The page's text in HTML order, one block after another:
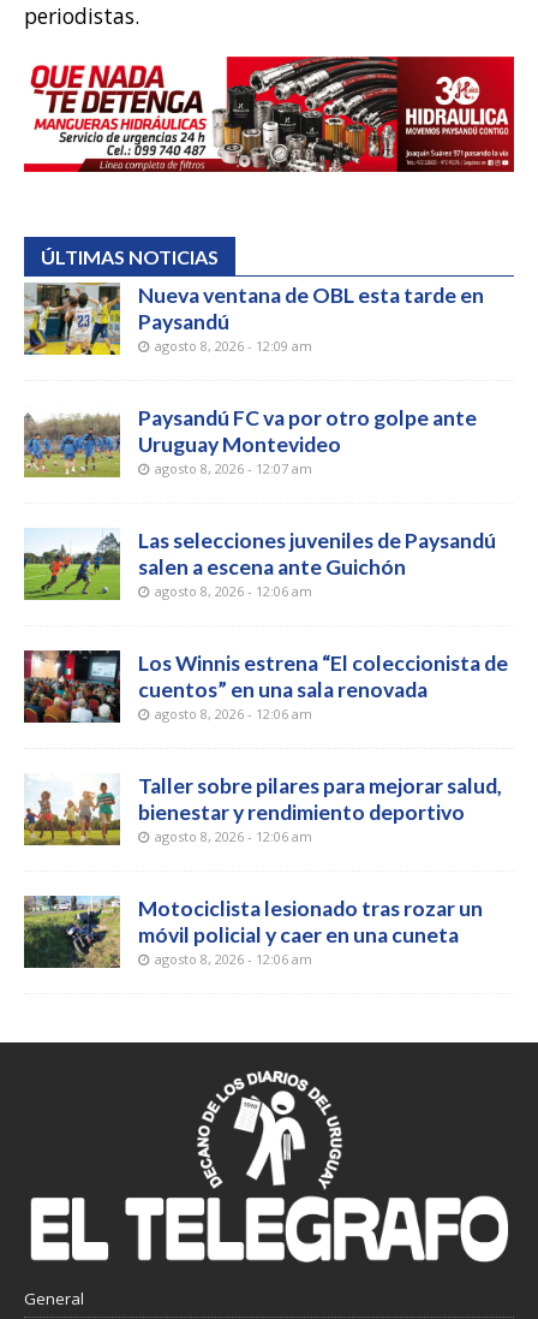
periodistas.
ÚLTIMAS NOTICIAS
Nueva ventana de OBL esta tarde en
Paysandú
agosto 8, 2026 - 12:09 am
Paysandú FC va por otro golpe ante
Uruguay Montevideo
agosto 8, 2026 - 12:07 am
Las selecciones juveniles de Paysandú
salen a escena ante Guichón
agosto 8, 2026 - 12:06 am
Los Winnis estrena “El coleccionista de
cuentos” en una sala renovada
agosto 8, 2026 - 12:06 am
Taller sobre pilares para mejorar salud,
bienestar y rendimiento deportivo
agosto 8, 2026 - 12:06 am
Motociclista lesionado tras rozar un
móvil policial y caer en una cuneta
agosto 8, 2026 - 12:06 am
General